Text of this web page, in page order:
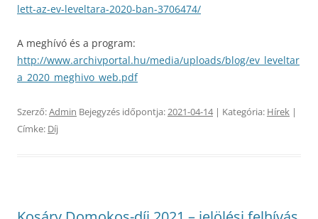
lett-az-ev-leveltara-2020-ban-3706474/
A meghívó és a program:
http://www.archivportal.hu/media/uploads/blog/ev_leveltar
a_2020_meghivo_web.pdf
Szerző:Admin Bejegyzés időpontja:2021-04-14| Kategória: Hírek |
Címke: Díj